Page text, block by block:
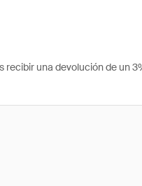
recibir una devolución de un